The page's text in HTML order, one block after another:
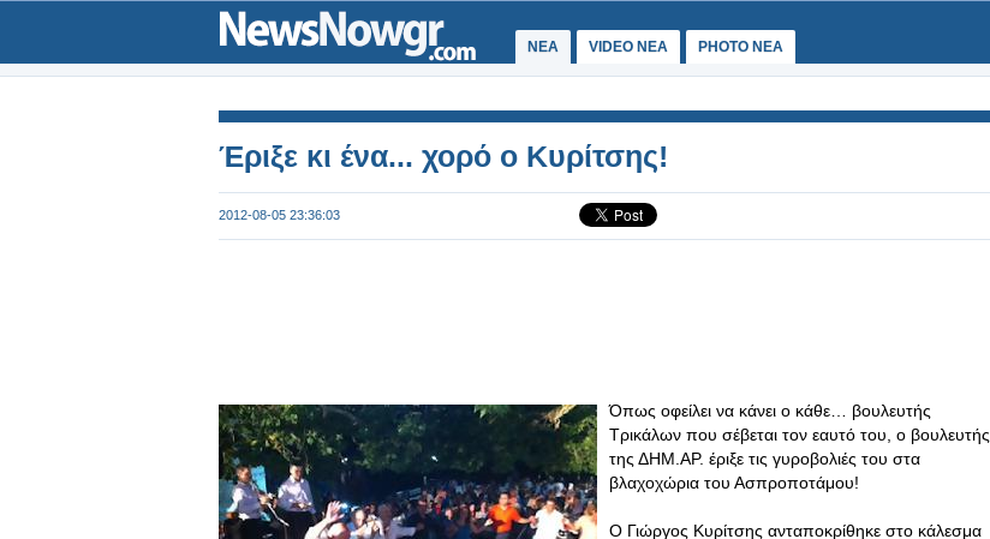
ΝΕΑ VIDEO NEA PHOTO NEA
Έριξε κι ένα... χορό ο Κυρίτσης!
2012-08-05 23:36:03
Όπως οφείλει να κάνει ο κάθε… βουλευτής
Τρικάλων που σέβεται τον εαυτό του, ο βουλευτής
της ΔΗΜ.ΑΡ. έριξε τις γυροβολιές του στα
βλαχοχώρια του Ασπροποτάμου!
Ο Γιώργος Κυρίτσης ανταποκρίθηκε στο κάλεσμα